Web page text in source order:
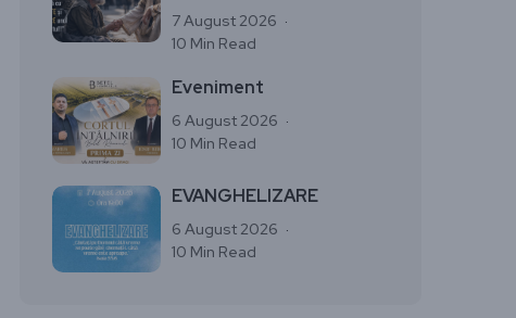
7 August 2026
10 Min Read
Eveniment
6 August 2026
10 Min Read
EVANGHELIZARE
6 August 2026
10 Min Read